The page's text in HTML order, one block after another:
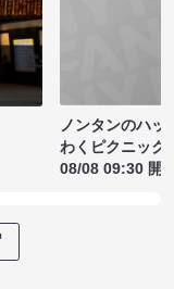
ノンタンのハッ
わくピクニック
08/08 09:30 開